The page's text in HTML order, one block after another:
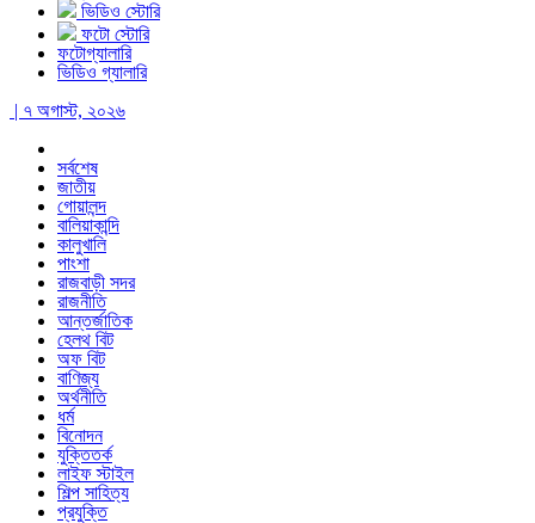
ভিডিও স্টোরি
ফটো স্টোরি
ফটোগ্যালারি
ভিডিও গ্যালারি
| ৭ অগাস্ট, ২০২৬
সর্বশেষ
জাতীয়
গোয়ালন্দ
বালিয়াকান্দি
কালুখালি
পাংশা
রাজবাড়ী সদর
রাজনীতি
আন্তর্জাতিক
হেলথ বিট
অফ বিট
বাণিজ্য
অর্থনীতি
ধর্ম
বিনোদন
যুক্তিতর্ক
লাইফ স্টাইল
শিল্প সাহিত্য
প্রযুক্তি